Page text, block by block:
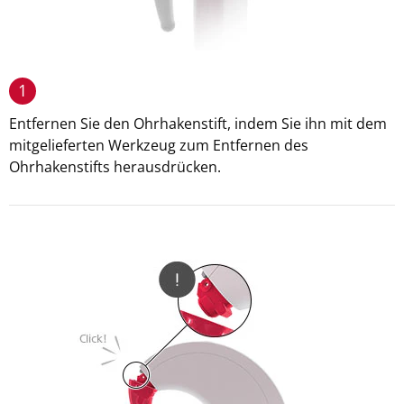
1
Entfernen Sie den Ohrhakenstift, indem Sie ihn mit dem
mitgelieferten Werkzeug zum Entfernen des
Ohrhakenstifts herausdrücken.